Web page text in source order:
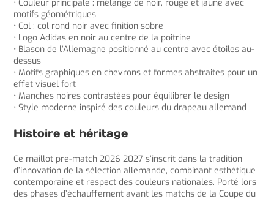
• Couleur principale : mélange de noir, rouge et jaune avec
motifs géométriques
• Col : col rond noir avec finition sobre
• Logo Adidas en noir au centre de la poitrine
• Blason de l’Allemagne positionné au centre avec étoiles au-
dessus
• Motifs graphiques en chevrons et formes abstraites pour un
effet visuel fort
• Manches noires contrastées pour équilibrer le design
• Style moderne inspiré des couleurs du drapeau allemand
Histoire et héritage
Ce maillot pre-match 2026 2027 s’inscrit dans la tradition
d’innovation de la sélection allemande, combinant esthétique
contemporaine et respect des couleurs nationales. Porté lors
des phases d’échauffement avant les matchs de la Coupe du